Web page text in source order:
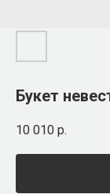
Букет
10 010 р.